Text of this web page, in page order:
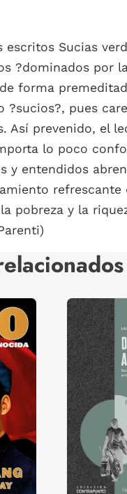
escritos Sucias
?dominados por
forma
?sucios?, pues
Así prevenido, el
lo poco
y entendidos
pobreza y la